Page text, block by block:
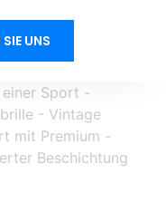
UNS
einer Sport -
- Vintage
mit Premium -
Beschichtung